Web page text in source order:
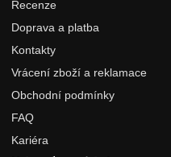
Recenze
Doprava a platba
Kontakty
Vrácení zboží a reklamace
Obchodní podmínky
FAQ
Kariéra